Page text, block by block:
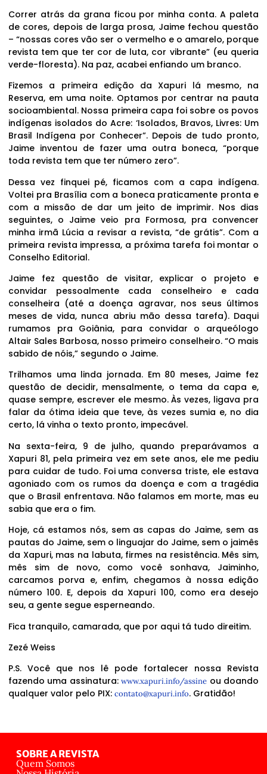
Correr atrás da grana ficou por minha conta. A paleta
de cores, depois de larga prosa, Jaime fechou questão
– “nossas cores vão ser o vermelho e o amarelo, porque
revista tem que ter cor de luta, cor vibrante” (eu queria
verde-floresta). Na paz, acabei enfiando um branco.
Fizemos a primeira edição da Xapuri lá mesmo, na
Reserva, em uma noite. Optamos por centrar na pauta
socioambiental. Nossa primeira capa foi sobre os povos
indígenas isolados do Acre: ‘Isolados, Bravos, Livres: Um
Brasil Indígena por Conhecer”. Depois de tudo pronto,
Jaime inventou de fazer uma outra boneca, “porque
toda revista tem que ter número zero”.
Dessa vez finquei pé, ficamos com a capa indígena.
Voltei pra Brasília com a boneca praticamente pronta e
com a missão de dar um jeito de imprimir. Nos dias
seguintes, o Jaime veio pra Formosa, pra convencer
minha irmã Lúcia a revisar a revista, “de grátis”. Com a
primeira revista impressa, a próxima tarefa foi montar o
Conselho Editorial.
Jaime fez questão de visitar, explicar o projeto e
convidar pessoalmente cada conselheiro e cada
conselheira (até a doença agravar, nos seus últimos
meses de vida, nunca abriu mão dessa tarefa). Daqui
rumamos pra Goiânia, para convidar o arqueólogo
Altair Sales Barbosa, nosso primeiro conselheiro. “O mais
sabido de nóis,” segundo o Jaime.
Trilhamos uma linda jornada. Em 80 meses, Jaime fez
questão de decidir, mensalmente, o tema da capa e,
quase sempre, escrever ele mesmo. Às vezes, ligava pra
falar da ótima ideia que teve, às vezes sumia e, no dia
certo, lá vinha o texto pronto, impecável.
Na sexta-feira, 9 de julho, quando preparávamos a
Xapuri 81, pela primeira vez em sete anos, ele me pediu
para cuidar de tudo. Foi uma conversa triste, ele estava
agoniado com os rumos da doença e com a tragédia
que o Brasil enfrentava. Não falamos em morte, mas eu
sabia que era o fim.
Hoje, cá estamos nós, sem as capas do Jaime, sem as
pautas do Jaime, sem o linguajar do Jaime, sem o jaimês
da Xapuri, mas na labuta, firmes na resistência. Mês sim,
mês sim de novo, como você sonhava, Jaiminho,
carcamos porva e, enfim, chegamos à nossa edição
número 100. E, depois da Xapuri 100, como era desejo
seu, a gente segue esperneando.
Fica tranquilo, camarada, que por aqui tá tudo direitim.
Zezé Weiss
P.S. Você que nos lê pode fortalecer nossa Revista
fazendo uma assinatura:www.xapuri.info/assine ou doando
qualquer valor pelo PIX: contato@xapuri.info. Gratidão!
SOBRE A REVISTA
Quem Somos